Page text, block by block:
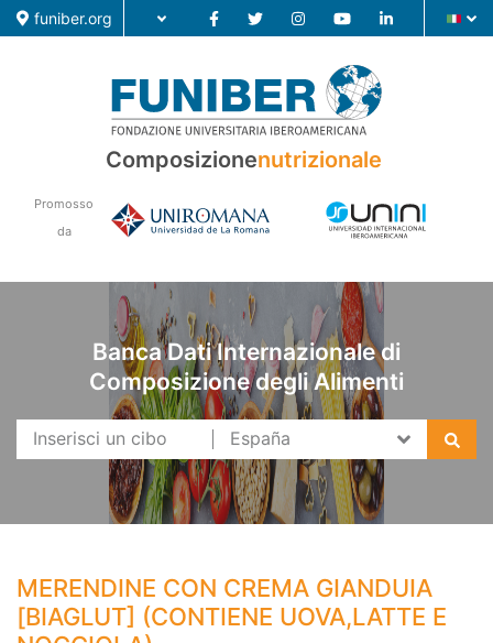
funiber.org
Composizione nutrizionale
Ricerca
Composizionenutrizionale
Promosso
da
Banca Dati Internazionale di
Composizione degli Alimenti
MERENDINE CON CREMA GIANDUIA
[BIAGLUT] (CONTIENE UOVA,LATTE E